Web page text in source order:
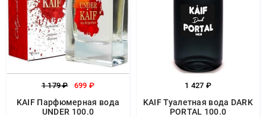
1 179 ₽ 699 ₽
KAIF Парфюмерная вода
UNDER 100.0
1 427 ₽
KAIF Туалетная вода DARK
PORTAL 100.0